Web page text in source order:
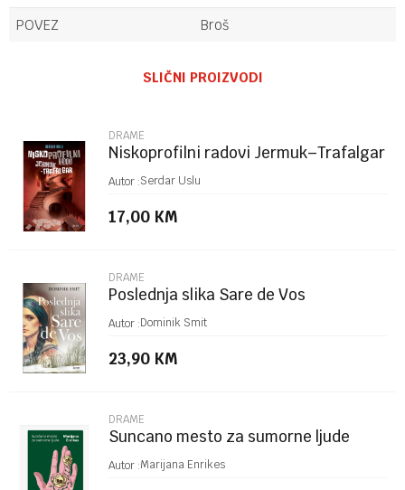
POVEZ
Broš
Poruka
POŠALJI
SLIČNI PROIZVODI
DRAME
Niskoprofilni radovi Jermuk–Trafalgar
Autor :Serdar Uslu
17,00 KM
DRAME
Poslednja slika Sare de Vos
Autor :Dominik Smit
23,90 KM
DRAME
Suncano mesto za sumorne ljude
Autor :Marijana Enrikes